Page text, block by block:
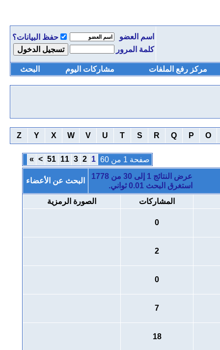
اسم العضو
حفظ البيانات؟
كلمة المرور
مركز رفع الملفات مشاركات اليوم البحث
O
P
Q
R
S
T
U
V
W
X
Y
Z
صفحة 1 من 60 1
2
3
11
51
>
»
عرض النتائج 1 إلى 30 من 1778
استغرق البحث 0.01ثواني.
البحث عن الأعضاء
المشاركات الصورة الرمزية
0
2
0
7
18